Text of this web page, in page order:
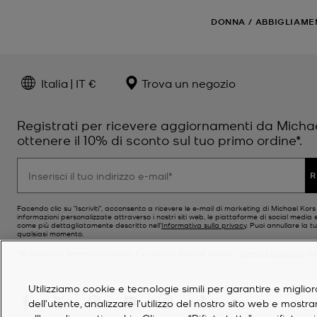
DONNA /
Italia | IT € Trova un negozio
Registrati per ricevere aggiornamenti da
ottenere il 10% di sconto sul tuo primo ordine*.
Facendo clic su "Iscriviti", acconsento a ricevere le e-mail di marketing di Michael
informazioni personalizzate attraverso i nostri siti web, le piattaforme di social media
come più dettagliatamente descritto nell’Informativa sulla privacy. Puoi annullare la
qualsiasi momento.
Utilizziamo cookie e tecnologie simili per garantire e
dell'utente, analizzare l'utilizzo del nostro sito web e